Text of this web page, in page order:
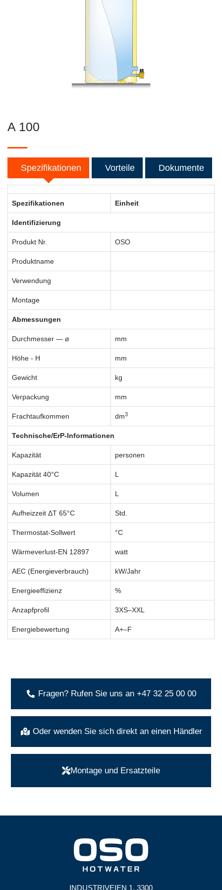
A 100
Spezifikationen Vorteile Dokumente
Spezifikationen Einheit
Identifizierung
Produkt Nr. OSO
Produktname
Verwendung
Montage
Abmessungen
Durchmesser — ⌀ mm
Höhe - H mm
Gewicht kg
Verpackung mm
Frachtaufkommen dm3
Technische/ErP-Informationen
Kapazität personen
Kapazität 40°C L
Volumen L
Aufheizzeit ΔT 65°C Std.
Thermostat-Sollwert °C
Wärmeverlust-EN 12897 watt
AEC (Energieverbrauch) kW/Jahr
Energieeffizienz %
Anzapfprofil 3XS–XXL
Energiebewertung A+–F
Fragen? Rufen Sie uns an +47 32 25 00 00
Oder wenden Sie sich direkt an einen Händler
Montage und Ersatzteile
INDUSTRIVEIEN 1, 3300